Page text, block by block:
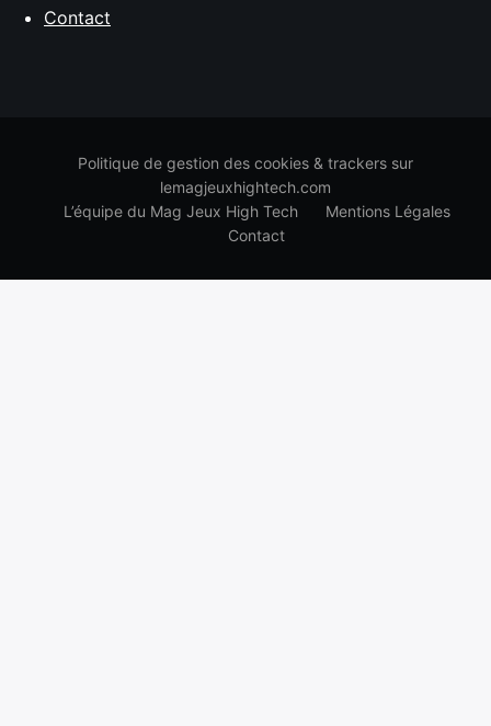
Contact
Politique de gestion des cookies & trackers sur
lemagjeuxhightech.com
L’équipe du Mag Jeux High Tech
Mentions Légales
Contact